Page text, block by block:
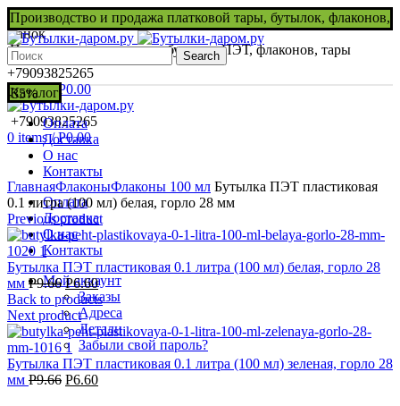
Производство и продажа платковой тары, бутылок, флаконов,
банок
Производство и продажа бутылок ПЭТ, флаконов, тары
Search
+79093825265
0items / Р0.00
+79093825265
0 items / Р0.00
Каталог
Оплата
Доставка
О нас
Контакты
Оплата
Доставка
О нас
Контакты
Мой аккаунт
Заказы
Адреса
Детали
Забыли свой пароль?
-35%
Нажмите, чтобы увеличить
ГлавнаяФлаконыФлаконы 100 мл Бутылка ПЭТ пластиковая
0.1 литра (100 мл) белая, горло 28 мм
Previous product
Бутылка ПЭТ пластиковая 0.1 литра (100 мл) белая, горло 28
мм Р9.66 Р6.60
Back to products
Next product
Бутылка ПЭТ пластиковая 0.1 литра (100 мл) зеленая, горло 28
мм Р9.66 Р6.60